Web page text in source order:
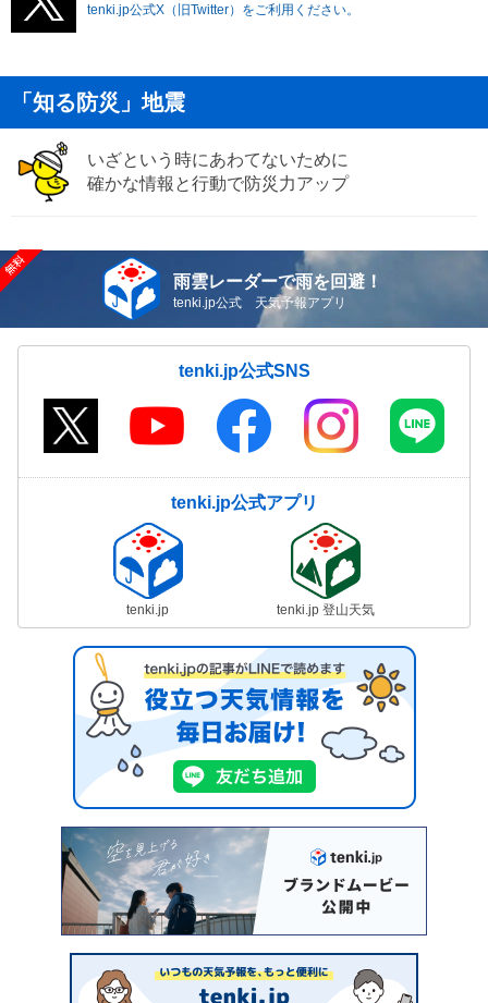
tenki.jp公式X（旧Twitter）をご利用ください。
「知る防災」地震
いざという時にあわてないために
確かな情報と行動で防災力アップ
雨雲レーダーで雨を回避！
tenki.jp公式 天気予報アプリ
tenki.jp公式SNS
tenki.jp公式アプリ
tenki.jp tenki.jp 登山天気